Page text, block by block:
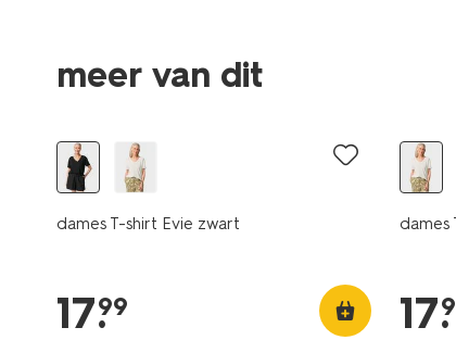
meer van dit
dames T-shirt Evie zwart
17.
99
dames
17.